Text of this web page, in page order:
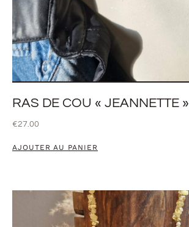
RAS DE COU « JEANNETTE »
€27.00
AJOUTER AU PANIER